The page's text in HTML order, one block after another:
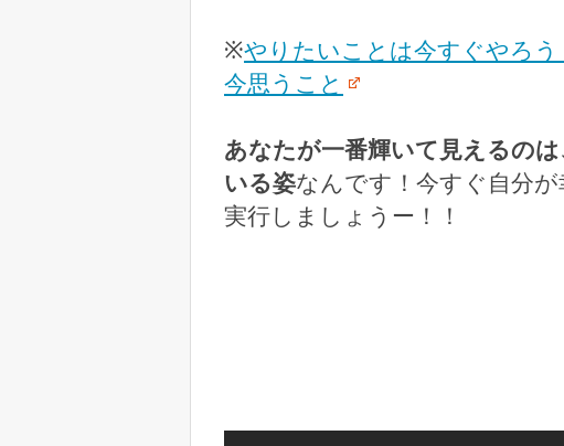
※やりたいことは今すぐやろ
今思うこと
あなたが一番輝いて見えるの
いる姿なんです！今すぐ自分
実行しましょうー！！